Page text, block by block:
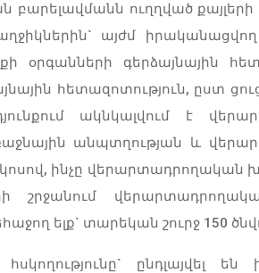
բարելավմանն ուղղված
այժմ իրականացվող
օրգանների գերձայնային
հետազոտություն, ըստ
ակնկալվում է
անպտղության և
ինչը վերարտադրողական
շրջանում
ելք` տարեկան շուրջ 150
ընդլայվել են